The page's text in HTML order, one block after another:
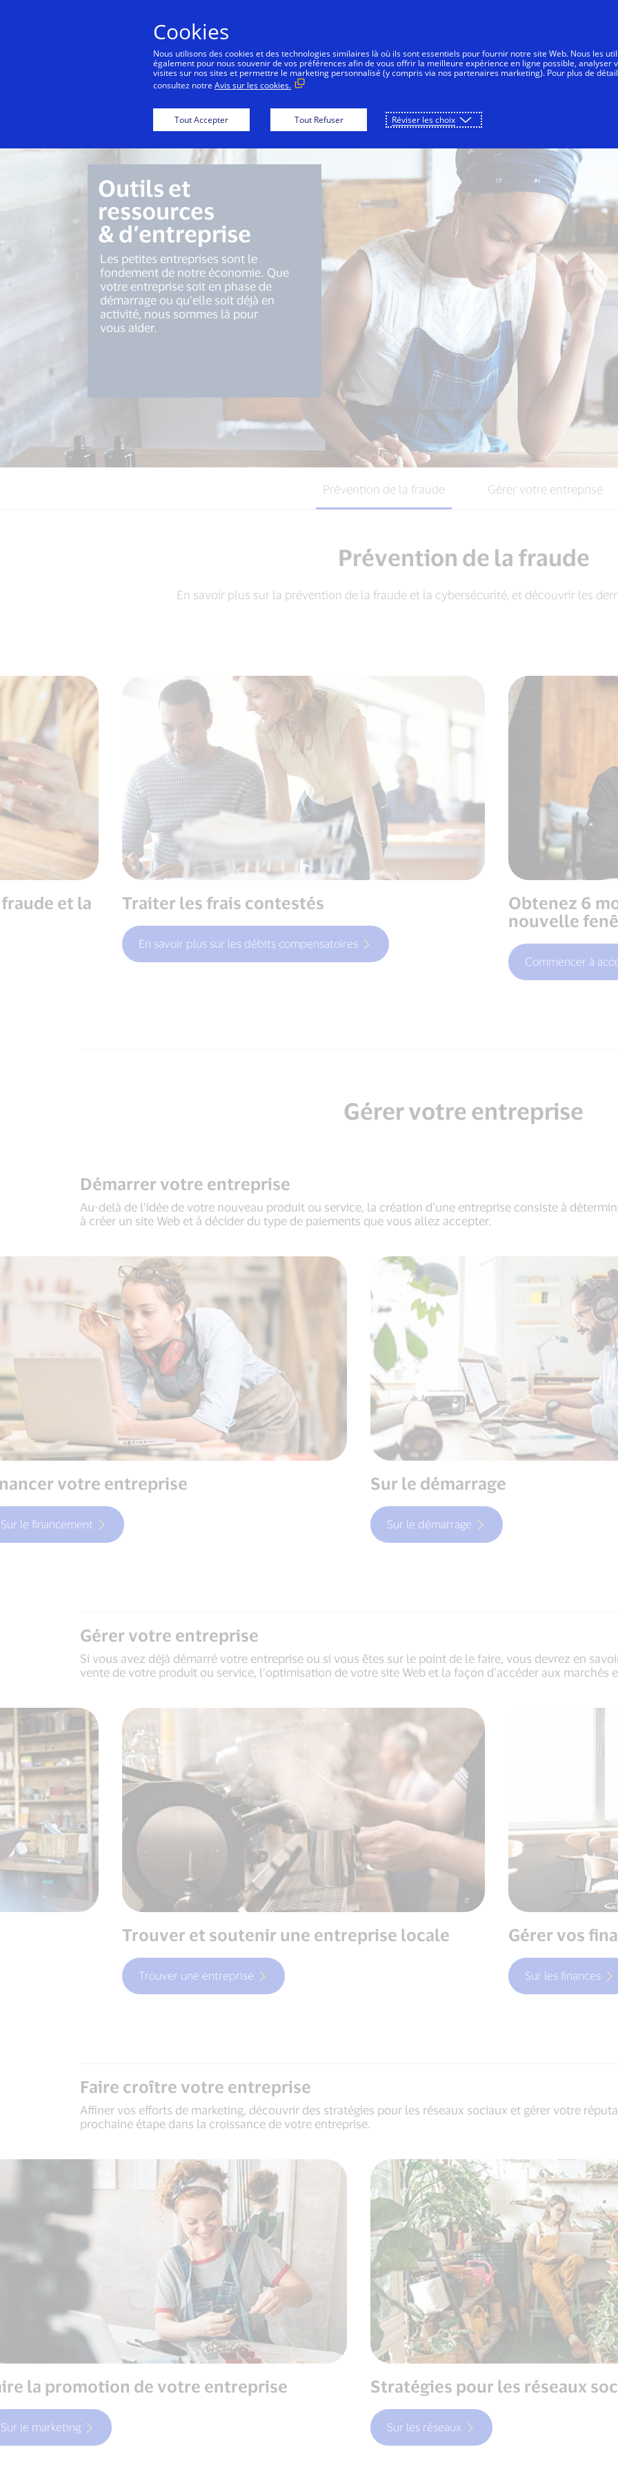
Outils et
ressources
& d’entreprise
Les petites entreprises sont le
fondement de notre économie. Que
votre entreprise soit en phase de
démarrage ou qu’elle soit déjà en
activité, nous sommes là pour
vous aider.
Prévention de la fraude Gérer votre entreprise
Prévention de la fraude
En savoir plus sur la prévention de la fraude et la cybersécurité, et découvrir les
et la Traiter les frais contestés
En savoir plus sur les débits compensatoires
Obtenez 6
nouvelle
Commencer à
Gérer votre entreprise
Démarrer votre entreprise
Au-delà de l’idée de votre nouveau produit ou service, la création d’une entreprise consiste à
à créer un site Web et à décider du type de paiements que vous allez accepter.
votre entreprise
Sur le financement
Sur le démarrage
Sur le démarrage
Gérer votre entreprise
Si vous avez déjà démarré votre entreprise ou si vous êtes sur le point de le faire, vous devrez en
vente de votre produit ou service, l’optimisation de votre site Web et la façon d’accéder aux marchés
Trouver et soutenir une entreprise locale
Trouver une entreprise
Gérer vos
Sur les finances
Faire croître votre entreprise
Affiner vos efforts de marketing, découvrir des stratégies pour les réseaux sociaux et gérer votre
prochaine étape dans la croissance de votre entreprise.
la promotion de votre entreprise
Sur le marketing
Stratégies pour les réseaux
Sur les réseaux
Cookies
Nous utilisons des cookies et des technologies similaires là où ils sont essentiels pour fournir notre site Web. Nous les
également pour nous souvenir de vos préférences afin de vous offrir la meilleure expérience en ligne possible, analyser
visites sur nos sites et permettre le marketing personnalisé (y compris via nos partenaires marketing). Pour plus de
consultez notre Avis sur les cookies.
Tout Accepter Tout Refuser Réviser les choix